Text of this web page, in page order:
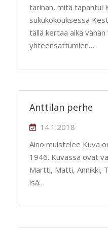
tarinan, mitä tapahtui
sukukokouksessa
tällä kertaa aika
yhteensattumien…
Anttilan perhe
14.1.2018
Aino muistelee Kuva
1946. Kuvassa ovat
Martti, Matti, Annikki,
isä…